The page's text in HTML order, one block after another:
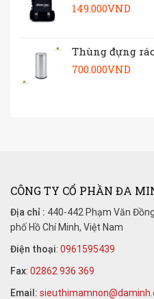
149.000VND
Thùng đựng
700.000VND
CÔNG TY CỔ PHẦN ĐA
Địa chỉ : 440-442 Phạm Văn
phố Hồ Chí Minh, Việt Nam
Điện thoại: 0961595439
Fax: 02862 936 369
Email: